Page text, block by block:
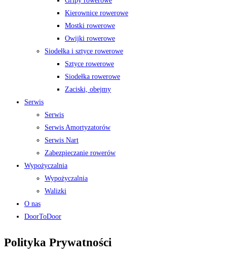
Kierownice rowerowe
Mostki rowerowe
Owijki rowerowe
Siodełka i sztyce rowerowe
Sztyce rowerowe
Siodełka rowerowe
Zaciski, obejmy
Serwis
Serwis
Serwis Amortyzatorów
Serwis Nart
Zabezpieczanie rowerów
Wypożyczalnia
Wypożyczalnia
Walizki
O nas
DoorToDoor
Polityka Prywatności